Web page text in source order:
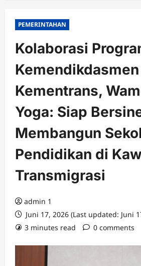
PEMERINTAHAN
Kolaborasi
Kementrans,
Yoga: Siap
Membangun
Pendidikan di
Transmigrasi
admin 1
Juni 17, 2026 (Last updated: Juni
3 minutes read
0 comments